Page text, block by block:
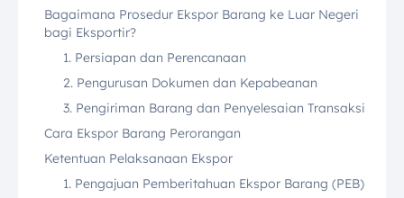
Bagaimana Prosedur Ekspor Barang ke Luar Negeri
bagi Eksportir?
1. Persiapan dan Perencanaan
2. Pengurusan Dokumen dan Kepabeanan
3. Pengiriman Barang dan Penyelesaian Transaksi
Cara Ekspor Barang Perorangan
Ketentuan Pelaksanaan Ekspor
1. Pengajuan Pemberitahuan Ekspor Barang (PEB)